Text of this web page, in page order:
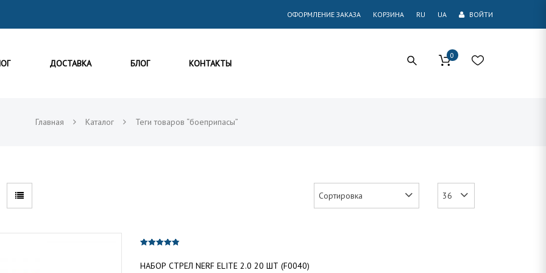
ОФОРМЛЕНИЕ ЗАКАЗА КОРЗИНА RU UA ВОЙТИ
ДОСТАВКА БЛОГ КОНТАКТЫ
0
Главная Каталог Теги товаров “боеприпасы”
НАБОР СТРЕЛ NERF ELITE 2.0 20 ШТ (F0040)